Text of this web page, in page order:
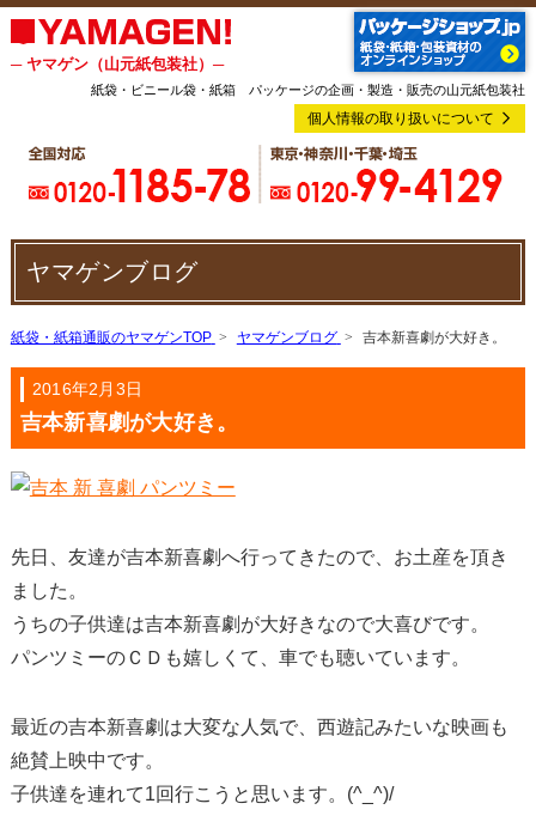
─ ヤマゲン（山元紙包装社）─
紙袋・ビニール袋・紙箱 パッケージの企画・製造・販売の山元紙包装社
個人情報の取り扱いについて
ヤマゲンブログ
紙袋・紙箱通販のヤマゲンTOP ヤマゲンブログ 吉本新喜劇が大好き。
2016年2月3日
吉本新喜劇が大好き。
先日、友達が吉本新喜劇へ行ってきたので、お土産を頂き
ました。
うちの子供達は吉本新喜劇が大好きなので大喜びです。
パンツミーのＣＤも嬉しくて、車でも聴いています。
最近の吉本新喜劇は大変な人気で、西遊記みたいな映画も
絶賛上映中です。
子供達を連れて1回行こうと思います。(^_^)/